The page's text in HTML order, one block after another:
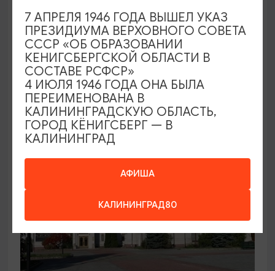
Семейный клуб выходного дня в
Морском выставочном центре
19.07.2026 - 30.08.2026, СБ 12:00, 13:00
Светлогорск, Морской выставочный центр г.
Светлогорск
АФИША
КАЛИНИНГРАД80
7 АПРЕЛЯ 1946 ГОДА ВЫШЕЛ УКАЗ
ПРЕЗИДИУМА ВЕРХОВНОГО СОВЕТА
СССР «ОБ ОБРАЗОВАНИИ
КЕНИГСБЕРГСКОЙ ОБЛАСТИ В
СОСТАВЕ РСФСР»
4 ИЮЛЯ 1946 ГОДА ОНА БЫЛА
ПЕРЕИМЕНОВАНА В
КАЛИНИНГРАДСКУЮ ОБЛАСТЬ,
ГОРОД КЁНИГСБЕРГ — В
КАЛИНИНГРАД